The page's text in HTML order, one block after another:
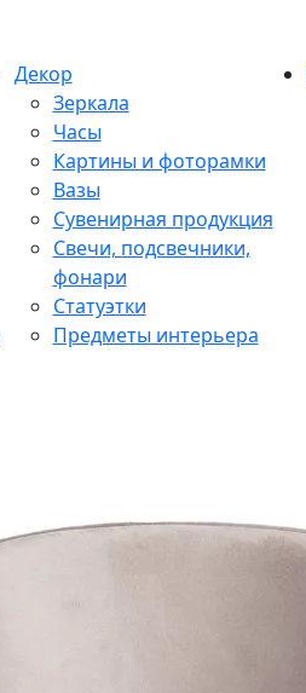
Декор
Зеркала
Часы
Картины и фоторамки
Вазы
Сувенирная продукция
Свечи, подсвечники,
фонари
Статуэтки
Предметы интерьера